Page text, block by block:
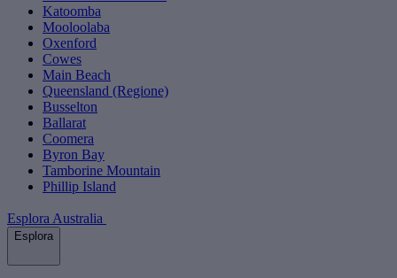
Katoomba
Mooloolaba
Oxenford
Cowes
Main Beach
Queensland (Regione)
Busselton
Ballarat
Coomera
Byron Bay
Tamborine Mountain
Phillip Island
Esplora Australia
Esplora